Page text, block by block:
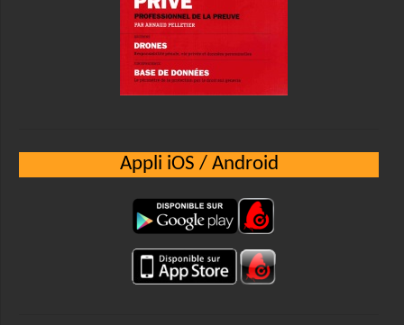
Appli iOS / Android